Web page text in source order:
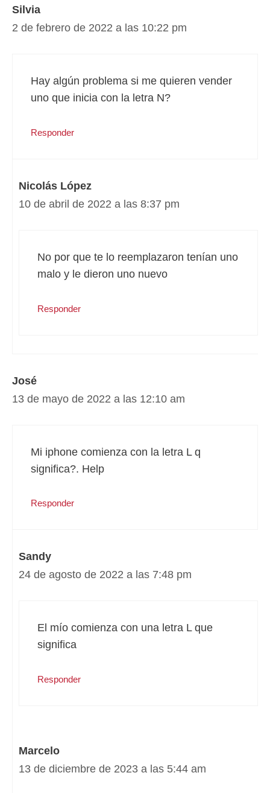
Silvia
2 de febrero de 2022 a las 10:22 pm
Hay algún problema si me quieren vender
uno que inicia con la letra N?
Responder
Nicolás López
10 de abril de 2022 a las 8:37 pm
No por que te lo reemplazaron tenían uno
malo y le dieron uno nuevo
Responder
José
13 de mayo de 2022 a las 12:10 am
Mi iphone comienza con la letra L q
significa?. Help
Responder
Sandy
24 de agosto de 2022 a las 7:48 pm
El mío comienza con una letra L que
significa
Responder
Marcelo
13 de diciembre de 2023 a las 5:44 am